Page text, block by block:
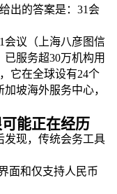
出的答案是：31会
会议（上海八彦图信
服务超30万机构用
它在全球设有24个
坡海外服务中心，
能正在经历
发现，传统会务工具
面和仅支持人民币